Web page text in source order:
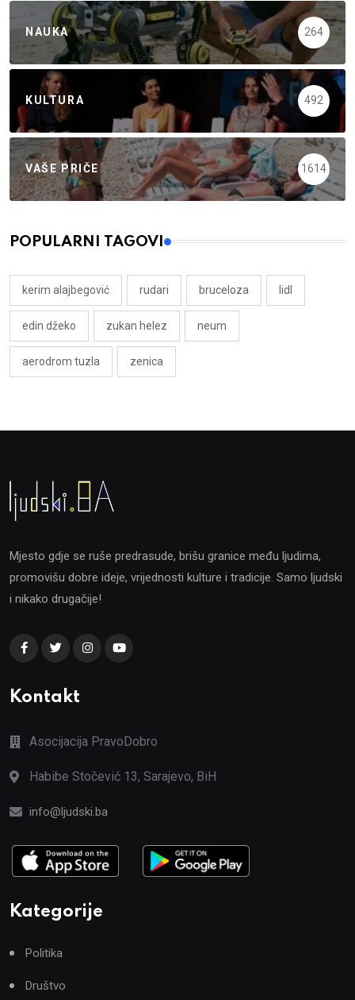
NAUKA 264
KULTURA 492
VAŠE PRIČE 1614
POPULARNI TAGOVI
kerim alajbegović rudari bruceloza lidl
edin džeko zukan helez neum
aerodrom tuzla zenica
Mjesto gdje se ruše predrasude, brišu granice među ljudima,
promovišu dobre ideje, vrijednosti kulture i tradicije. Samo ljudski
i nikako drugačije!
Kontakt
Asocijacija PravoDobro
Habibe Stočević 13, Sarajevo, BiH
info@ljudski.ba
Kategorije
Politika
Društvo